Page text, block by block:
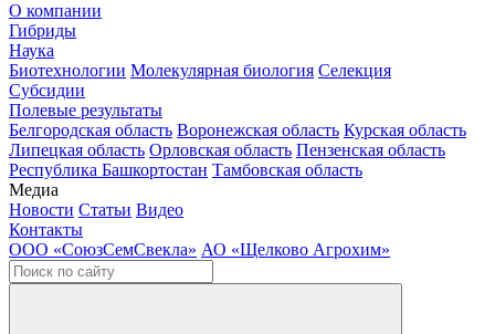
О компании
Гибриды
Наука
Биотехнологии Молекулярная биология Селекция
Субсидии
Полевые результаты
Белгородская область Воронежская область Курская область
Липецкая область Орловская область Пензенская область
Республика Башкортостан Тамбовская область
Медиа
Новости Статьи Видео
Контакты
ООО «СоюзСемСвекла» АО «Щелково Агрохим»